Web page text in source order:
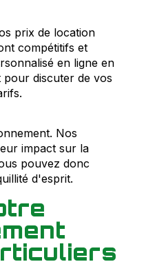
prix de location
compétitifs et
en ligne en
discuter de vos
Nos
impact sur la
pouvez donc
d'esprit.